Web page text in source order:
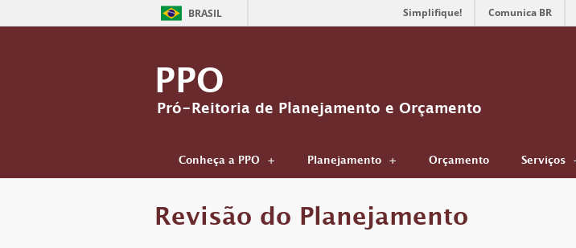
BRASIL Simplifique! Comunica BR
PPO
Pró-Reitoria de Planejamento e Orçamento
Conheça a PPO Planejamento Orçamento Serviços
Revisão do Planejamento